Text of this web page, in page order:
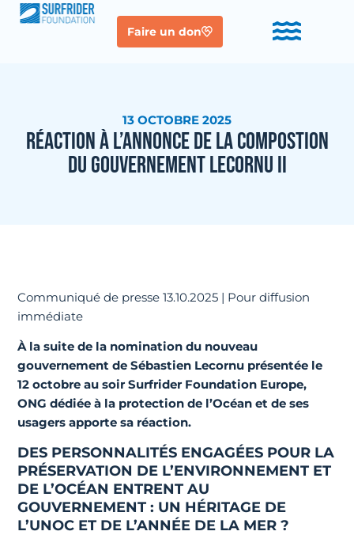
Faire un don
13 OCTOBRE 2025
RÉACTION À L’ANNONCE DE LA COMPOSTION
DU GOUVERNEMENT LECORNU II
Communiqué de presse 13.10.2025 | Pour diffusion
immédiate
À la suite de la nomination du nouveau
gouvernement de Sébastien Lecornu présentée le
12 octobre au soir Surfrider Foundation Europe,
ONG dédiée à la protection de l’Océan et de ses
usagers apporte sa réaction.
DES PERSONNALITÉS ENGAGÉES POUR LA
PRÉSERVATION DE L’ENVIRONNEMENT ET
DE L’OCÉAN ENTRENT AU
GOUVERNEMENT : UN HÉRITAGE DE
L’UNOC ET DE L’ANNÉE DE LA MER ?